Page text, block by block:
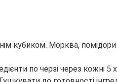
кубиком. Морква,
по черзі через кожні